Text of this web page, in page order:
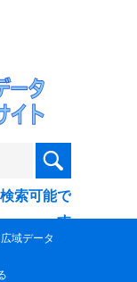
索可能で
す
域データ